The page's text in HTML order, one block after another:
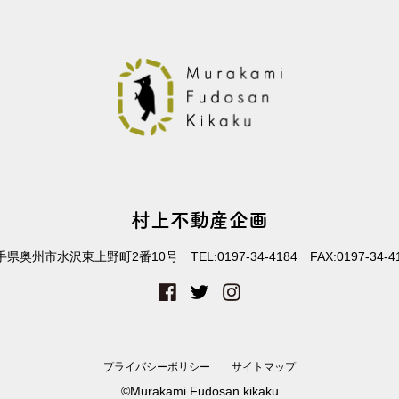
村上不動産企画
県奥州市水沢東上野町2番10号 TEL:0197-34-4184 FAX:0197-34-
プライバシーポリシー サイトマップ
©Murakami Fudosan kikaku